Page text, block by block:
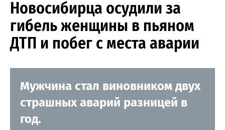
Новосибирца осудили за
гибель женщины в пьяном
ДТП и побег с места аварии
Мужчина стал виновником двух
страшных аварий разницей в
год.